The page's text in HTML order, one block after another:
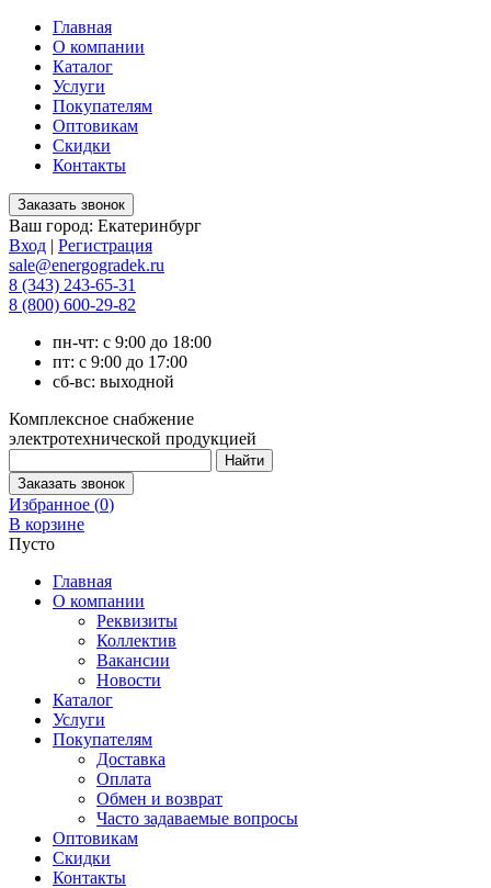
Главная
О компании
Каталог
Услуги
Покупателям
Оптовикам
Скидки
Контакты
Ваш город: Екатеринбург
Вход | Регистрация
sale@energogradek.ru
8 (343) 243-65-31
8 (800) 600-29-82
пн-чт: с 9:00 до 18:00
пт: с 9:00 до 17:00
сб-вс: выходной
Комплексное снабжение
электротехнической продукцией
Избранное (0)
В корзине
Пусто
Главная
О компании
Реквизиты
Коллектив
Вакансии
Новости
Каталог
Услуги
Покупателям
Доставка
Оплата
Обмен и возврат
Часто задаваемые вопросы
Оптовикам
Скидки
Контакты